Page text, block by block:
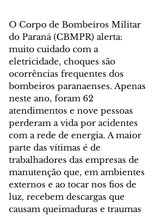
O Corpo de Bombeiros Militar
do Paraná (CBMPR) alerta:
muito cuidado com a
eletricidade, choques são
ocorrências frequentes dos
bombeiros paranaenses. Apenas
neste ano, foram 62
atendimentos e nove pessoas
perderam a vida por acidentes
com a rede de energia. A maior
parte das vítimas é de
trabalhadores das empresas de
manutenção que, em ambientes
externos e ao tocar nos fios de
luz, recebem descargas que
causam queimaduras e traumas